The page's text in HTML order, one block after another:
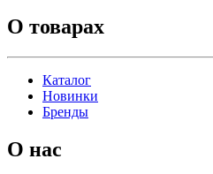
О товарах
Каталог
Новинки
Бренды
О нас